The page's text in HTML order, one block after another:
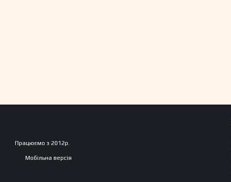
Працюємо з 2012р.
Мобільна версія